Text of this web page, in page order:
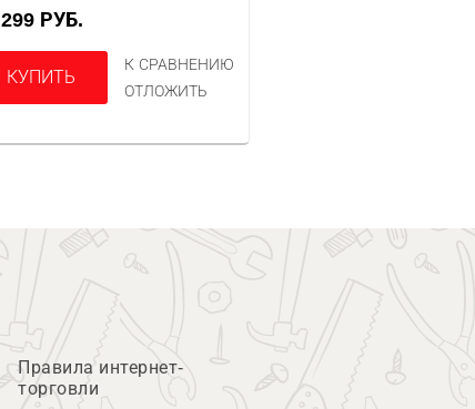
1 299 РУБ.
КУПИТЬ
К СРАВНЕНИЮ
ОТЛОЖИТЬ
Правила интернет-
торговли